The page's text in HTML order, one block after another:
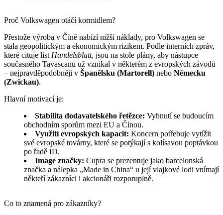
Proč Volkswagen otáčí kormidlem?
Přestože výroba v Číně nabízí nižší náklady, pro Volkswagen se
stala geopolitickým a ekonomickým rizikem. Podle interních zpráv,
které cituje list Handelsblatt, jsou na stole plány, aby nástupce
současného Tavascanu už vznikal v některém z evropských závodů
– nejpravděpodobněji v Španělsku (Martorell) nebo Německu
(Zwickau).
Hlavní motivací je:
Stabilita dodavatelského řetězce: Vyhnutí se budoucím
obchodním sporům mezi EU a Čínou.
Využití evropských kapacit: Koncern potřebuje vytížit
své evropské továrny, které se potýkají s kolísavou poptávkou
po řadě ID.
Image značky: Cupra se prezentuje jako barcelonská
značka a nálepka „Made in China“ u její vlajkové lodi vnímají
někteří zákazníci i akcionáři rozporuplně.
Co to znamená pro zákazníky?